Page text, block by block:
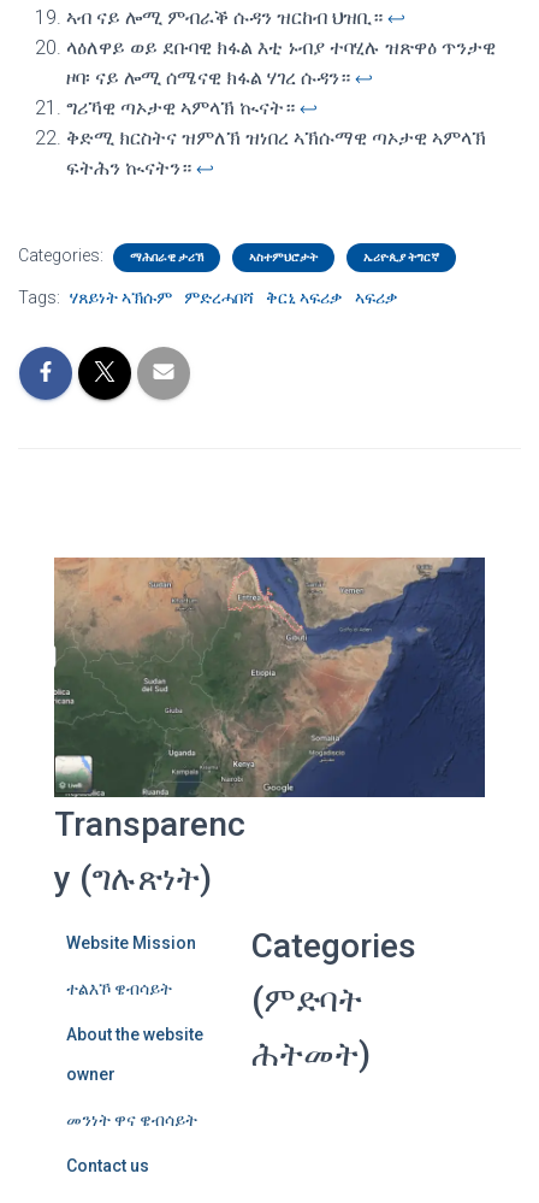
ኣብ ናይ ሎሚ ምብራቕ ሱዳን ዝርከብ ህዝቢ። ↩︎
ላዕለዋይ ወይ ደቡባዊ ክፋል እቲ ኑብያ ተባሂሉ ዝጽዋዕ ጥንታዊ
ዞባ፡ ናይ ሎሚ ሰሜናዊ ክፋል ሃገረ ሱዳን። ↩︎
ግሪኻዊ ጣኦታዊ ኣምላኽ ኲናት። ↩︎
ቅድሚ ክርስትና ዝምለኽ ዝነበረ ኣኽሱማዊ ጣኦታዊ ኣምላኽ
ፍትሕን ኲናትን። ↩︎
Categories: ማሕበራዊ ታሪኽ ኣስተምህሮታት ኤሪዮጲያ ትግርኛ
Tags: ሃጸይነት ኣኽሱም ምድረሓበሻ ቅርኒ ኣፍሪቃ ኣፍሪቃ
Transparenc
y (ግሉጽነት)
Website Mission
ተልእኾ ዌብሳይት
About the website
owner
መንነት ዋና ዌብሳይት
Contact us
Categories
(ምድባት
ሕትመት)